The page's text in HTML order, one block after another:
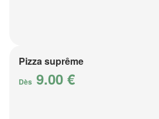
Pizza suprême
Dès 9.00 €